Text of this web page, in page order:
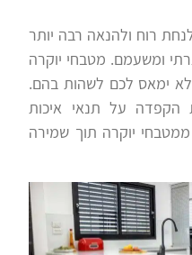
רוח ולהנאה רבה יותר
ומשעמם. מטבחי יוקרה
ימאס לכם לשהות בהם.
הקפדה על תנאי איכות
יוקרה תוך שמירה